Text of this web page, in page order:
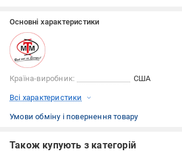
Основні характеристики
Країна-виробник: США
Всі характеристики
Умови обміну і повернення товару
Також купують з категорій